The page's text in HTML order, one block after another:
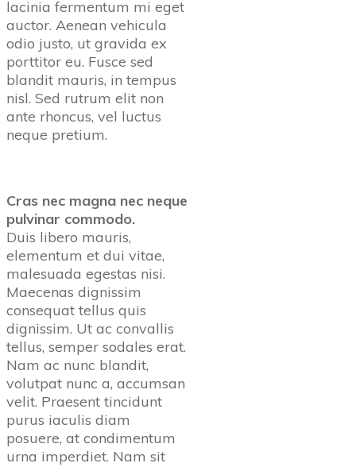
lacinia fermentum mi eget
auctor. Aenean vehicula
odio justo, ut gravida ex
porttitor eu. Fusce sed
blandit mauris, in tempus
nisl. Sed rutrum elit non
ante rhoncus, vel luctus
neque pretium.
Cras nec magna nec neque
pulvinar commodo.
Duis libero mauris,
elementum et dui vitae,
malesuada egestas nisi.
Maecenas dignissim
consequat tellus quis
dignissim. Ut ac convallis
tellus, semper sodales erat.
Nam ac nunc blandit,
volutpat nunc a, accumsan
velit. Praesent tincidunt
purus iaculis diam
posuere, at condimentum
urna imperdiet. Nam sit